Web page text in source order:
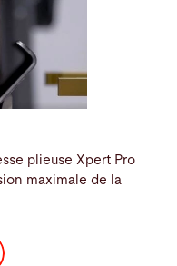
plieuse Xpert Pro
maximale de la